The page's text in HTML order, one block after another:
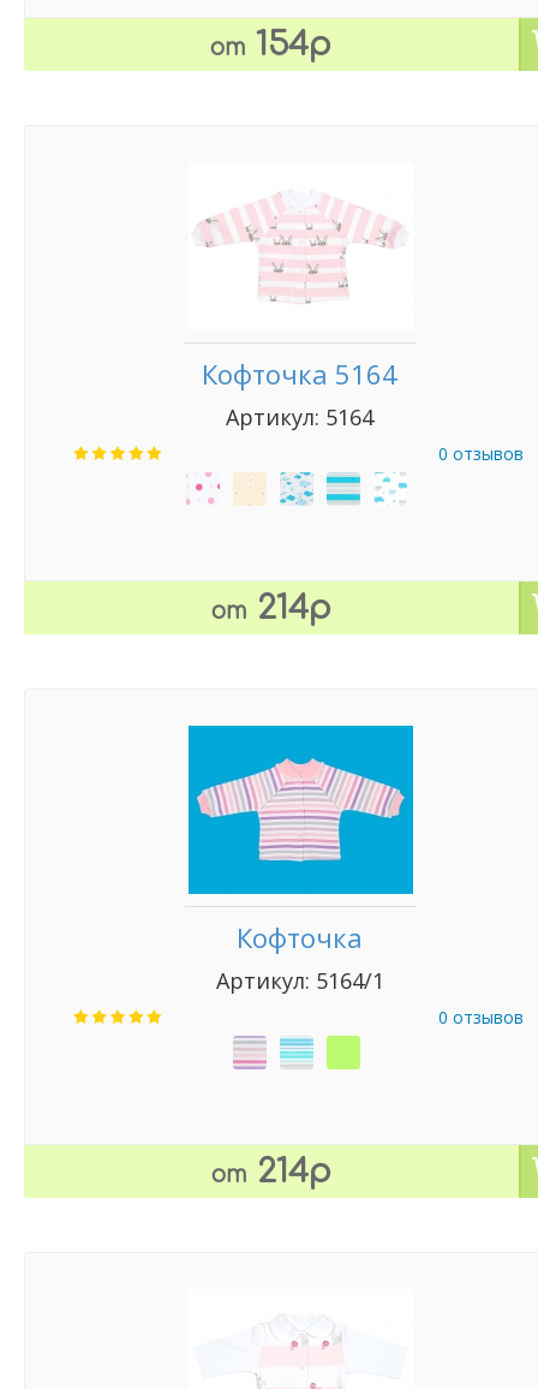
от 154р
Кофточка 5164
Артикул: 5164
0 отзывов
от 214р
Кофточка
Артикул: 5164/1
0 отзывов
от 214р